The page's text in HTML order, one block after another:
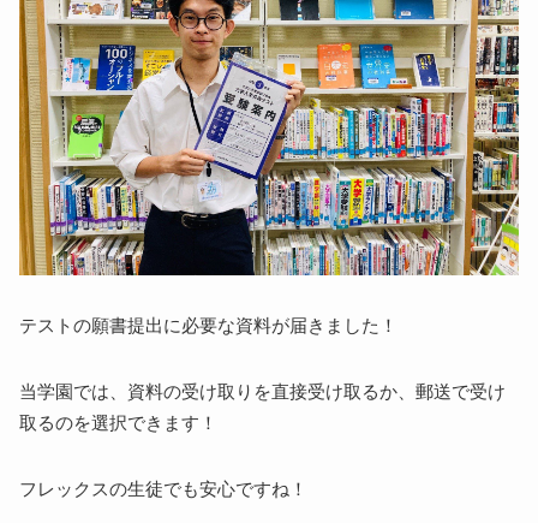
テストの願書提出に必要な資料が届きました！
当学園では、資料の受け取りを直接受け取るか、郵送で受け
取るのを選択できます！
フレックスの生徒でも安心ですね！